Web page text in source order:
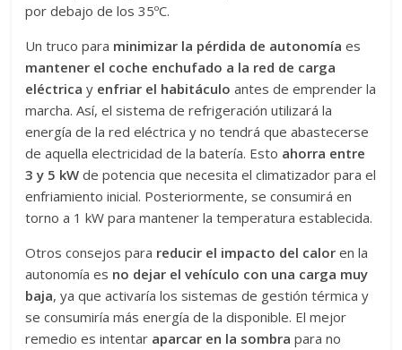
por debajo de los 35ºC.
Un truco para minimizar la pérdida de autonomía es
mantener el coche enchufado a la red de carga
eléctrica y enfriar el habitáculo antes de emprender la
marcha. Así, el sistema de refrigeración utilizará la
energía de la red eléctrica y no tendrá que abastecerse
de aquella electricidad de la batería. Esto ahorra entre
3 y 5 kW de potencia que necesita el climatizador para el
enfriamiento inicial. Posteriormente, se consumirá en
torno a 1 kW para mantener la temperatura establecida.
Otros consejos para reducir el impacto del calor en la
autonomía es no dejar el vehículo con una carga muy
baja, ya que activaría los sistemas de gestión térmica y
se consumiría más energía de la disponible. El mejor
remedio es intentar aparcar en la sombra para no